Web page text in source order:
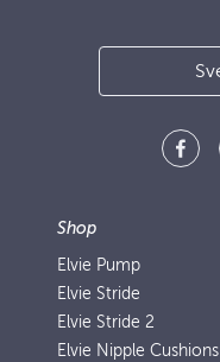
Shop
Elvie Pump
Elvie Stride
Elvie Stride 2
Elvie Nipple Cushions